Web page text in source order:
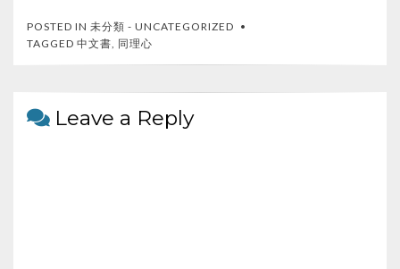
e
b
o
k
itt
er
C
h
at
ar
POSTED IN 未分類 - UNCATEGORIZED
TAGGED 中文書 同理心
Leave a Reply